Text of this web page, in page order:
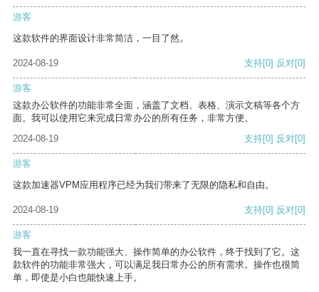
游客
这款软件的界面设计非常简洁，一目了然。
2024-08-19 支持[0] 反对[0]
游客
这款办公软件的功能非常全面，涵盖了文档、表格、演示文稿等各个方
面。我可以使用它来完成日常办公的所有任务，非常方便。
2024-08-19
支持[0] 反对[0]
游客
这款加速器VPM应用程序已经为我们带来了无限的隐私和自由。
2024-08-19 支持[0] 反对[0]
游客
我一直在寻找一款功能强大、操作简单的办公软件，终于找到了它。这
款软件的功能非常强大，可以满足我日常办公的所有需求。操作也很简
单，即使是小白也能快速上手。